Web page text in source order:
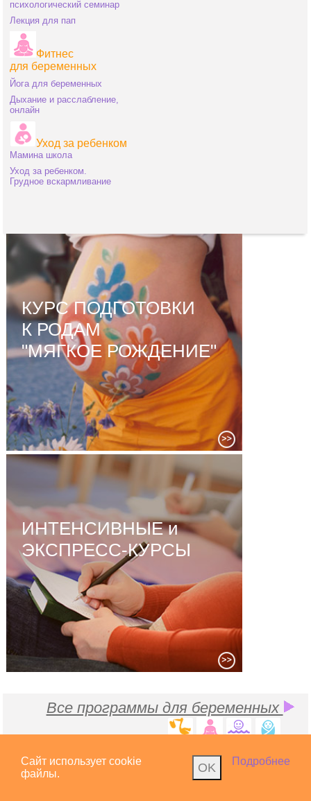
психологический семинар
Лекция для пап
Фитнес
для беременных
Йога для беременных
Дыхание и расслабление,
онлайн
Уход за ребенком
Мамина школа
Уход за ребенком.
Грудное вскармливание
КУРС ПОДГОТОВКИ
К РОДАМ
"МЯГКОЕ РОЖДЕНИЕ"
ИНТЕНСИВНЫЕ и
ЭКСПРЕСС-КУРСЫ
Все программы для беременных
Сайт использует cookie
файлы.
OK Подробнее